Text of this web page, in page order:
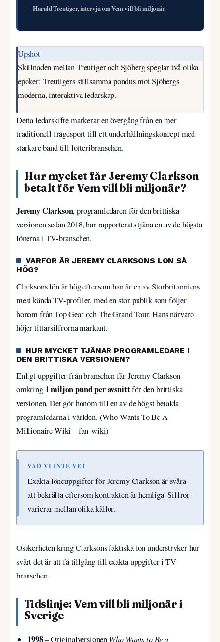
Harald Treutiger, intervju om Vem vill bli miljonär
Upshot
Skillnaden mellan Treutiger och Sjöberg speglar två olika
epoker: Treutigers stillsamma pondus mot Sjöbergs
moderna, interaktiva ledarskap.
Detta ledarskifte markerar en övergång från en mer
traditionell frågesport till ett underhållningskoncept med
starkare band till lotteribranschen.
Hur mycket får Jeremy Clarkson
betalt för Vem vill bli miljonär?
Jeremy Clarkson, programledaren för den brittiska
versionen sedan 2018, har rapporterats tjäna en av de högsta
lönerna i TV-branschen.
VARFÖR ÄR JEREMY CLARKSONS LÖN SÅ
HÖG?
Clarksons lön är hög eftersom han är en av Storbritanniens
mest kända TV-profiler, med en stor publik som följer
honom från Top Gear och The Grand Tour. Hans närvaro
höjer tittarsiffrorna markant.
HUR MYCKET TJÄNAR PROGRAMLEDARE I
DEN BRITTISKA VERSIONEN?
Enligt uppgifter från branschen får Jeremy Clarkson
omkring 1 miljon pund per avsnittför den brittiska
versionen. Det gör honom till en av de högst betalda
programledarna i världen. (Who Wants To Be A
Millionaire Wiki – fan-wiki)
VAD VI INTE VET
Exakta löneuppgifter för Jeremy Clarkson är svåra
att bekräfta eftersom kontrakten är hemliga. Siffror
varierar mellan olika källor.
Osäkerheten kring Clarksons faktiska lön understryker hur
svårt det är att få tillgång till exakta uppgifter i TV-
branschen.
Tidslinje: Vem vill bli miljonär i
Sverige
1998– Originalversionen Who Wants to Be a